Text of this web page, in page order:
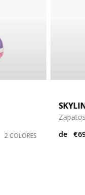
2 COLORES
de